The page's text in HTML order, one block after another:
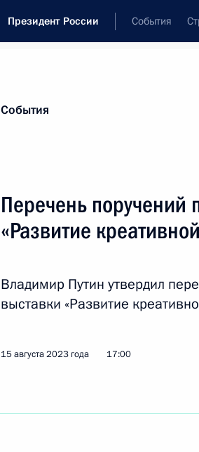
Президент России События
транспорта
20 ноября 2023 года, 19:10
События
Перечень поручений
«Развитие
Владимир Путин утвердил
выставки «Развитие
15 августа 2023 года 17:00